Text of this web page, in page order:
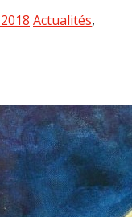
Actualités,